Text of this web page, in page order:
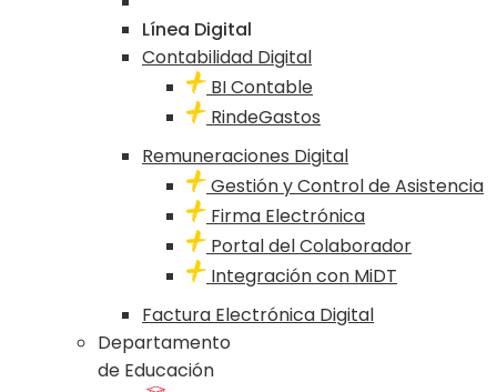
Línea Digital
Contabilidad Digital
BI Contable
RindeGastos
Remuneraciones Digital
Gestión y Control de Asistencia
Firma Electrónica
Portal del Colaborador
Integración con MiDT
Factura Electrónica Digital
Departamento
de Educación